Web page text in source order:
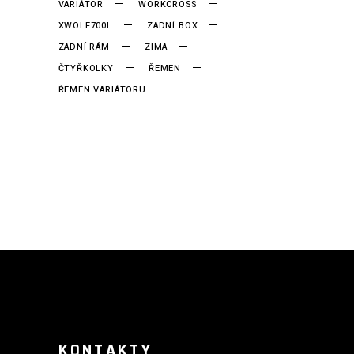
VARIÁTOR
WORKCROSS
XWOLF700L
ZADNÍ BOX
ZADNÍ RÁM
ZIMA
ČTYŘKOLKY
ŘEMEN
ŘEMEN VARIÁTORU